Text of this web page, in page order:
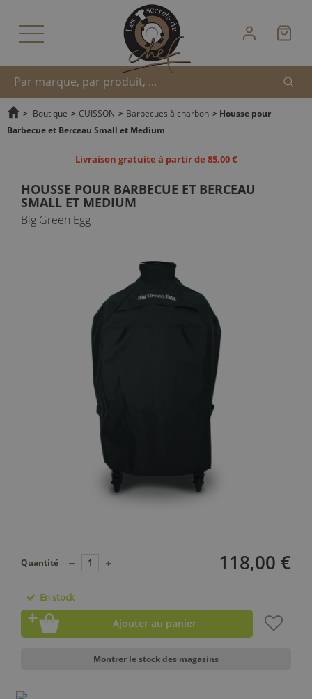
Recherche
> Boutique > CUISSON > Barbecues à charbon > Housse pour
Barbecue et Berceau Small et Medium
Livraison gratuite à partir de 85,00 €
HOUSSE POUR BARBECUE ET BERCEAU
SMALL ET MEDIUM
Big Green Egg
118,00 €
Quantité
En stock
Ajouter au panier
Montrer le stock des magasins